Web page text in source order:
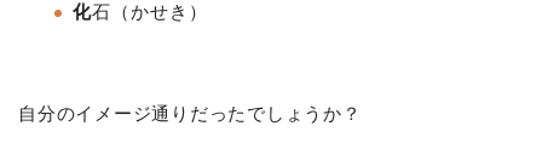
化石（かせき）
自分のイメージ通りだったでしょうか？